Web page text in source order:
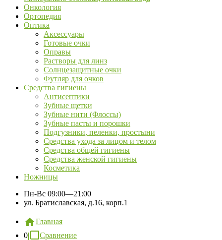
Онкология
Ортопедия
Оптика
Аксессуары
Готовые очки
Оправы
Растворы для линз
Солнцезащитные очки
Футляр для очков
Средства гигиены
Антисептики
Зубные щетки
Зубные нити (Флоссы)
Зубные пасты и порошки
Подгузники, пеленки, простыни
Средства ухода за лицом и телом
Средства общей гигиены
Средства женской гигиены
Косметика
Ножницы
Пн-Вс 09:00—21:00
ул. Братиславская, д.16, корп.1
Главная
0
Сравнение